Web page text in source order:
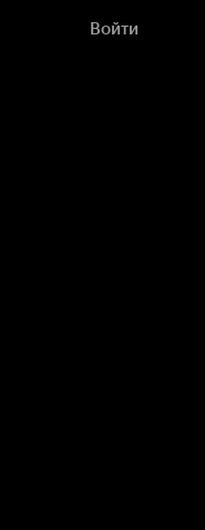
Войти